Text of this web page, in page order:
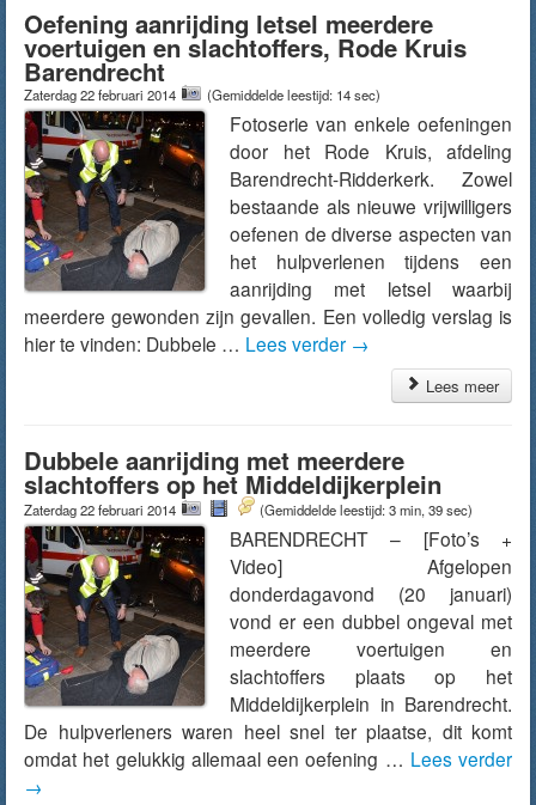
Oefening aanrijding letsel meerdere
voertuigen en slachtoffers, Rode Kruis
Barendrecht
Zaterdag 22 februari 2014 (Gemiddelde leestijd: 14 sec)
Fotoserie van enkele oefeningen
door het Rode Kruis, afdeling
Barendrecht-Ridderkerk. Zowel
bestaande als nieuwe vrijwilligers
oefenen de diverse aspecten van
het hulpverlenen tijdens een
aanrijding met letsel waarbij
meerdere gewonden zijn gevallen. Een volledig verslag is
hier te vinden: Dubbele … Lees verder →
Lees meer
Dubbele aanrijding met meerdere
slachtoffers op het Middeldijkerplein
Zaterdag 22 februari 2014 (Gemiddelde leestijd: 3 min, 39 sec)
BARENDRECHT – [Foto’s +
Video] Afgelopen
donderdagavond (20 januari)
vond er een dubbel ongeval met
meerdere voertuigen en
slachtoffers plaats op het
Middeldijkerplein in Barendrecht.
De hulpverleners waren heel snel ter plaatse, dit komt
omdat het gelukkig allemaal een oefening … Lees verder
→